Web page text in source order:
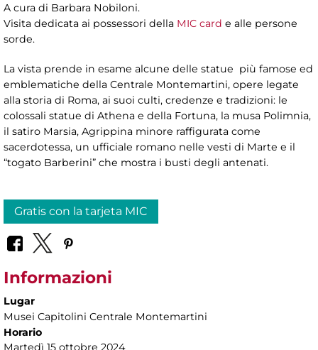
A cura di Barbara Nobiloni.
Visita dedicata ai possessori della MIC card e alle persone
sorde.
La vista prende in esame alcune delle statue più famose ed
emblematiche della Centrale Montemartini, opere legate
alla storia di Roma, ai suoi culti, credenze e tradizioni: le
colossali statue di Athena e della Fortuna, la musa Polimnia,
il satiro Marsia, Agrippina minore raffigurata come
sacerdotessa, un ufficiale romano nelle vesti di Marte e il
“togato Barberini” che mostra i busti degli antenati.
Gratis con la tarjeta MIC
Informazioni
Lugar
Musei Capitolini Centrale Montemartini
Horario
Martedì 15 ottobre 2024